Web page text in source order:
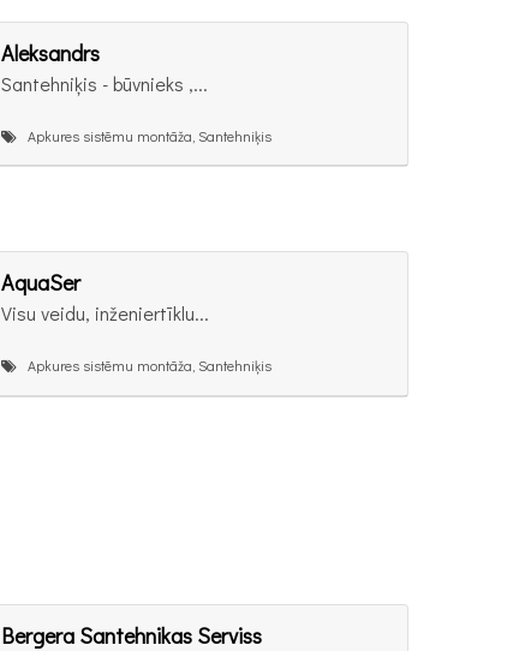
Aleksandrs
Santehniķis - būvnieks ,...
Apkures sistēmu montāža, Santehniķis
AquaSer
Visu veidu, inženiertīklu...
Apkures sistēmu montāža, Santehniķis
Bergera Santehnikas Serviss